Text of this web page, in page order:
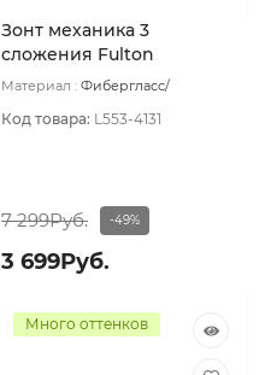
Зонт механика 3
сложения Fulton
Superslim цвет Фуксия
Материал : Фибергласс/
Вес: 158 г
Код товара: L553-4131
7 299Руб. -49%
3 699Руб.
Много оттенков